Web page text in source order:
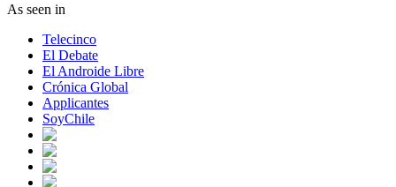
As seen in
Telecinco
El Debate
El Androide Libre
Crónica Global
Applicantes
SoyChile